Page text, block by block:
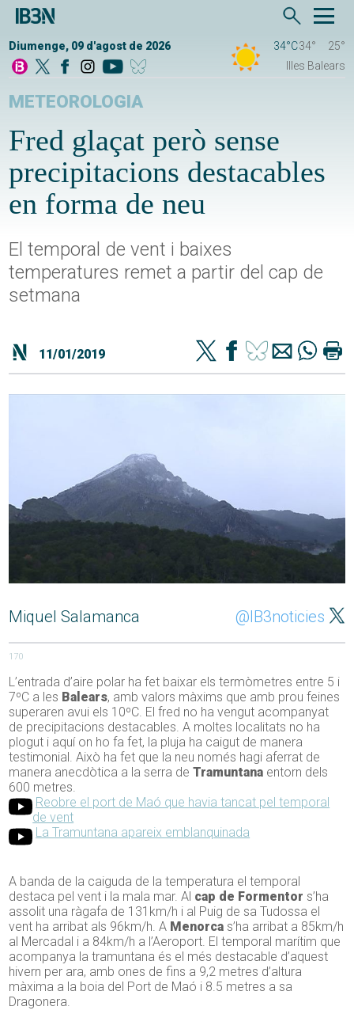
Diumenge, 09 d'agost de 2026 34°C34°
25°
Illes Balears
METEOROLOGIA
Fred glaçat però sense
precipitacions destacables
en forma de neu
El temporal de vent i baixes
temperatures remet a partir del cap de
setmana
11/01/2019
Miquel Salamanca @IB3noticies
170
L’entrada d’aire polar ha fet baixar els termòmetres entre 5 i
7ºC a les Balears, amb valors màxims que amb prou feines
superaren avui els 10ºC. El fred no ha vengut acompanyat
de precipitacions destacables. A moltes localitats no ha
plogut i aquí on ho fa fet, la pluja ha caigut de manera
testimonial. Això ha fet que la neu només hagi aferrat de
manera anecdòtica a la serra deTramuntana entorn dels
600 metres.
Reobre el port de Maó que havia tancat pel temporal
de vent
La Tramuntana apareix emblanquinada
A banda de la caiguda de la temperatura el temporal
destaca pel vent i la mala mar. Al cap de Formentor s’ha
assolit una ràgafa de 131km/h i al Puig de sa Tudossa el
vent ha arribat als 96km/h. A Menorca s’ha arribat a 85km/h
al Mercadal i a 84km/h a l’Aeroport. El temporal marítim que
acompanya la tramuntana és el més destacable d’aquest
hivern per ara, amb ones de fins a 9,2 metres d’altura
màxima a la boia del Port de Maó i 8.5 metres a sa
Dragonera.